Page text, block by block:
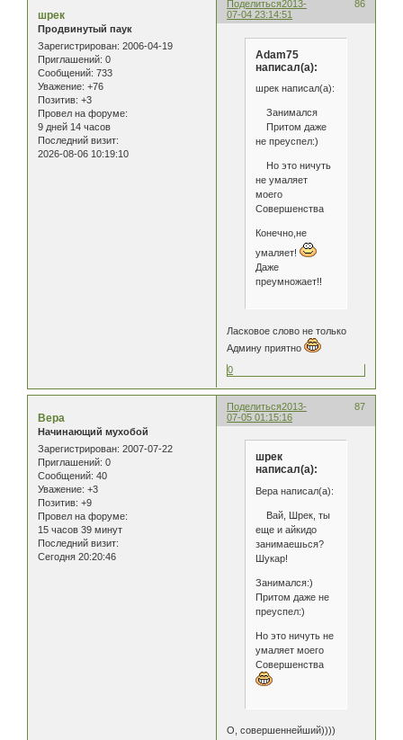
Поделиться 86
2013-
07-04 23:14:51
шрек
Продвинутый паук
Зарегистрирован: 2006-04-19
Приглашений: 0
Сообщений: 733
Уважение: +76
Позитив: +3
Провел на форуме:
9 дней 14 часов
Последний визит:
2026-08-06 10:19:10
Adam75
написал(а):
шрек написал(а):
Занимался
Притом даже
не преуспел:)
Но это ничуть
не умаляет
моего
Совершенства
Конечно,не
умаляет!
Даже
преумножает!!
Ласковое слово не только
Админу приятно
0
Поделиться 87
2013-
07-05 01:15:16
Вера
Начинающий мухобой
Зарегистрирован: 2007-07-22
Приглашений: 0
Сообщений: 40
Уважение: +3
Позитив: +9
Провел на форуме:
15 часов 39 минут
Последний визит:
Сегодня 20:20:46
шрек
написал(а):
Вера написал(а):
Вай, Шрек, ты
еще и айкидо
занимаешься?
Шукар!
Занимался:)
Притом даже не
преуспел:)
Но это ничуть не
умаляет моего
Совершенства
О, совершеннейший))))